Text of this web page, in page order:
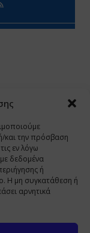
και την πρόσβαση
εν λόγω
δεδομένα
ή
Η μη συγκατάθεση ή
αρνητικά
Α.Ε.
• www.YO.gr
SA.gr